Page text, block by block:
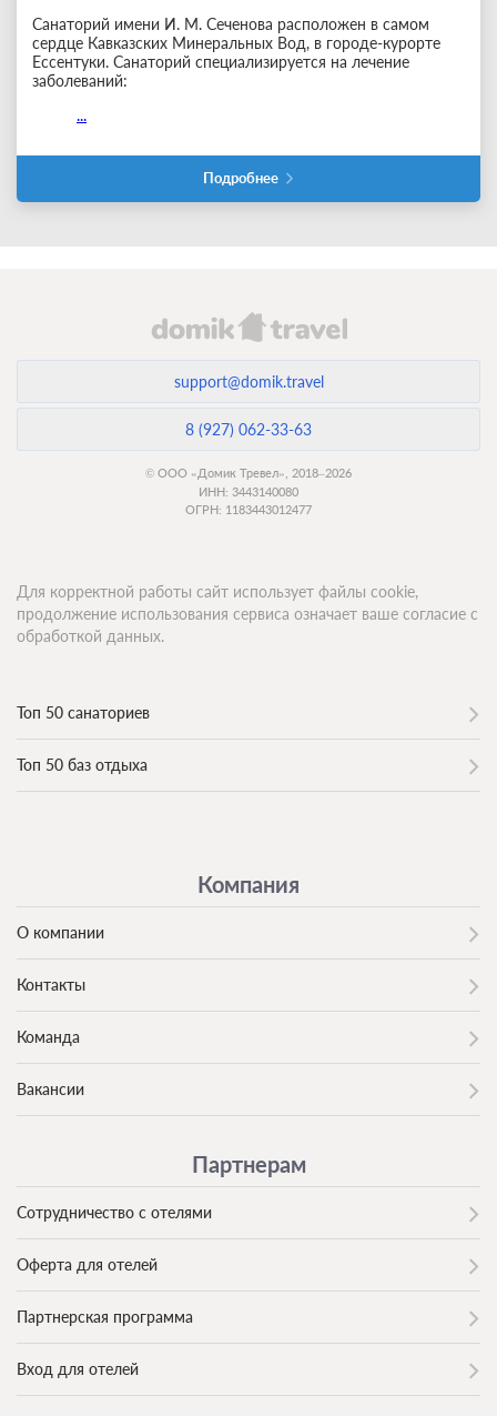
Санаторий имени И. М. Сеченова расположен в самом
сердце Кавказских Минеральных Вод, в городе-курорте
Ессентуки. Санаторий специализируется на лечение
заболеваний:
...
Подробнее
support@domik.travel
8 (927) 062-33-63
© ООО «Домик Тревел», 2018–2026
ИНН: 3443140080
ОГРН: 1183443012477
Топ 50 санаториев
Топ 50 баз отдыха
Компания
О компании
Контакты
Команда
Вакансии
Партнерам
Сотрудничество с отелями
Оферта для отелей
Партнерская программа
Вход для отелей
Для корректной работы сайт использует файлы cookie,
продолжение использования сервиса означает ваше согласие с
обработкой данных.